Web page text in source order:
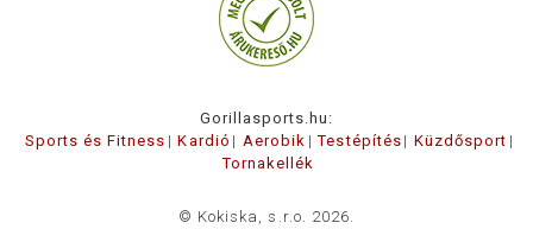
Gorillasports.hu:
Sports és Fitness
Kardió Aerobik Testépítés
Küzdősport
Tornakellék
© Kokiska, s.r.o. 2026.